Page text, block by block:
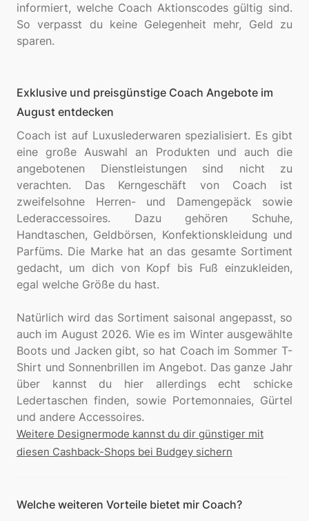
informiert, welche Coach Aktionscodes gültig sind.
So verpasst du keine Gelegenheit mehr, Geld zu
Exklusive und preisgünstige Coach Angebote im
August entdecken
Coach ist auf Luxuslederwaren spezialisiert. Es gibt
eine große Auswahl an Produkten und auch die
angebotenen Dienstleistungen sind nicht zu
verachten. Das Kerngeschäft von Coach ist
zweifelsohne Herren- und Damengepäck sowie
Lederaccessoires. Dazu gehören Schuhe,
Handtaschen, Geldbörsen, Konfektionskleidung und
Parfüms. Die Marke hat an das gesamte Sortiment
gedacht, um dich von Kopf bis Fuß einzukleiden,
egal welche Größe du hast.
Natürlich wird das Sortiment saisonal angepasst, so
auch im August 2026. Wie es im Winter ausgewählte
Boots und Jacken gibt, so hat Coach im Sommer T-
Shirt und Sonnenbrillen im Angebot. Das ganze Jahr
über kannst du hier allerdings echt schicke
Ledertaschen finden, sowie Portemonnaies, Gürtel
Weitere Designermode kannst du dir günstiger mit
diesen Cashback-Shops bei Budgey sichern
Welche weiteren Vorteile bietet mir Coach?